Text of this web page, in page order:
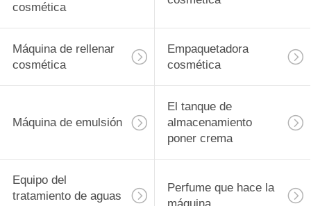
cosmética
Máquina de rellenar
cosmética
Empaquetadora
cosmética
Máquina de emulsión
El tanque de
almacenamiento
poner crema
Equipo del
tratamiento de aguas
Perfume que hace la